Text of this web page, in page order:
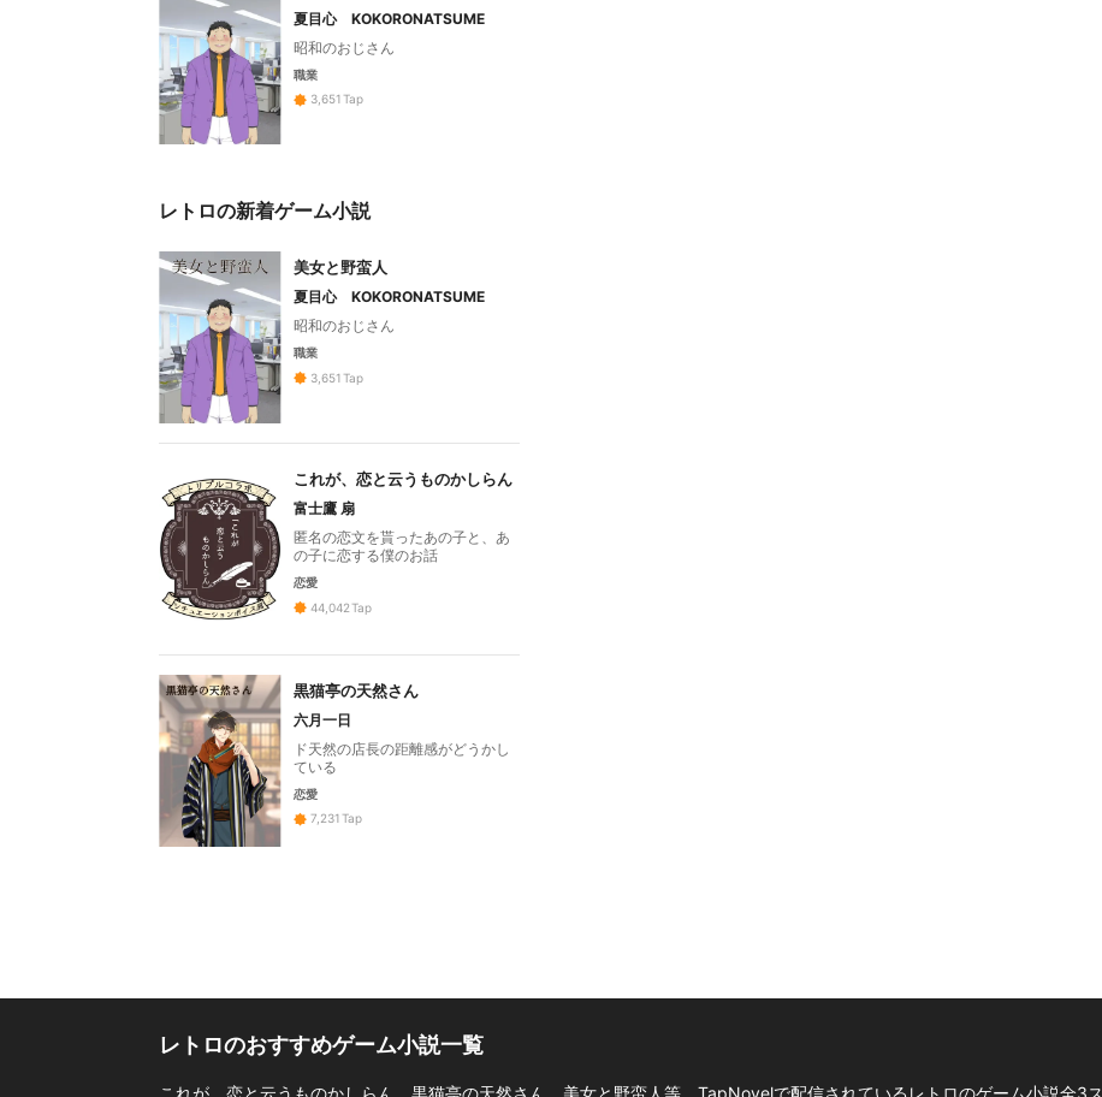
夏目心 KOKORONATSUME
昭和のおじさん
職業
3,651Tap
レトロの新着ゲーム小説
美女と野蛮人
夏目心 KOKORONATSUME
昭和のおじさん
職業
3,651Tap
これが、恋と云うものかしらん
富士鷹 扇
匿名の恋文を貰ったあの子と、あ
の子に恋する僕のお話
恋愛
44,042Tap
黒猫亭の天然さん
六月一日
ド天然の店長の距離感がどうかし
ている
恋愛
7,231 Tap
レトロのおすすめゲーム小説一覧
これが、恋と云うものかしらん、黒猫亭の天然さん、美女と野蛮人等、TapNovelで配信されているレトロのゲーム小説全3ス